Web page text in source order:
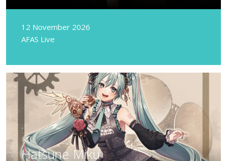
12 November 2026
AFAS Live
Hatsune Miku